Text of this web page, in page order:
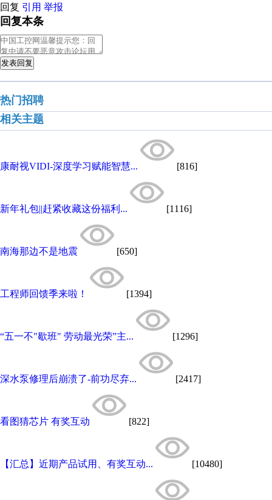
回复 引用 举报
回复本条
发表回复
热门招聘
相关主题
康耐视VIDI-深度学习赋能智慧... [816]
新年礼包||赶紧收藏这份福利... [1116]
南海那边不是地震 [650]
工程师回馈季来啦！ [1394]
“五一不"歇班" 劳动最光荣”主... [1296]
深水泵修理后崩溃了-前功尽弃... [2417]
看图猜芯片 有奖互动 [822]
【汇总】近期产品试用、有奖互动... [10480]